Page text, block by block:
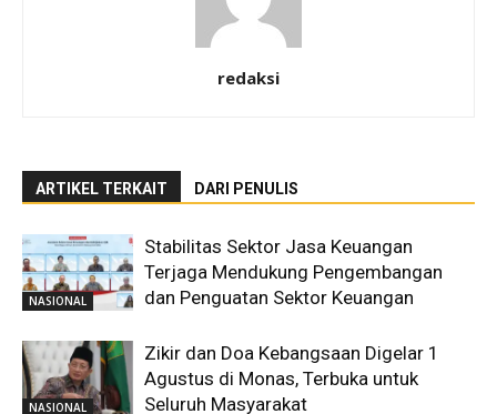
redaksi
ARTIKEL TERKAIT DARI PENULIS
NASIONAL
Stabilitas Sektor Jasa Keuangan
Terjaga Mendukung Pengembangan
dan Penguatan Sektor Keuangan
NASIONAL
Zikir dan Doa Kebangsaan Digelar 1
Agustus di Monas, Terbuka untuk
Seluruh Masyarakat